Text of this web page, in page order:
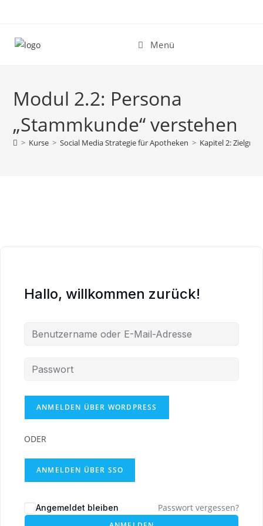
springen
Menü
Modul 2.2: Persona
„Stammkunde“ verstehen
> Kurse > Social Media Strategie für Apotheken > Kapitel 2:
Hallo, willkommen zurück!
ODER
ANMELDEN ÜBER SSO
Angemeldet bleiben Passwort vergessen?